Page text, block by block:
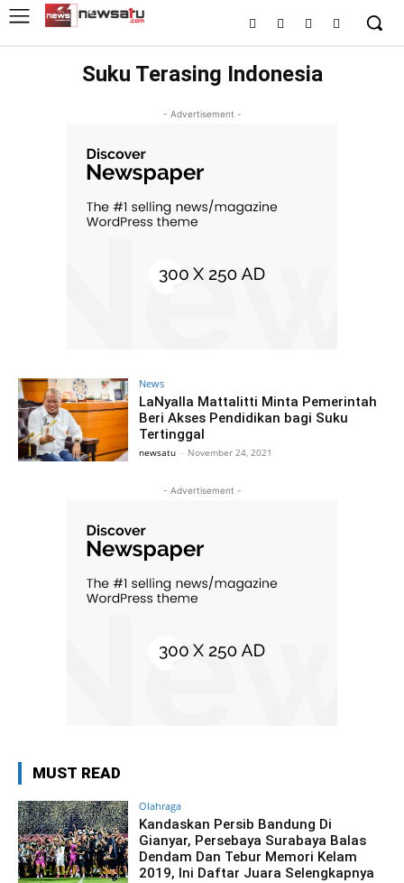
Suku Terasing Indonesia
- Advertisement -
News
LaNyalla Mattalitti Minta Pemerintah
Beri Akses Pendidikan bagi Suku
Tertinggal
newsatu - November 24, 2021
- Advertisement -
MUST READ
Olahraga
Kandaskan Persib Bandung Di
Gianyar, Persebaya Surabaya Balas
Dendam Dan Tebur Memori Kelam
2019, Ini Daftar Juara Selengkapnya